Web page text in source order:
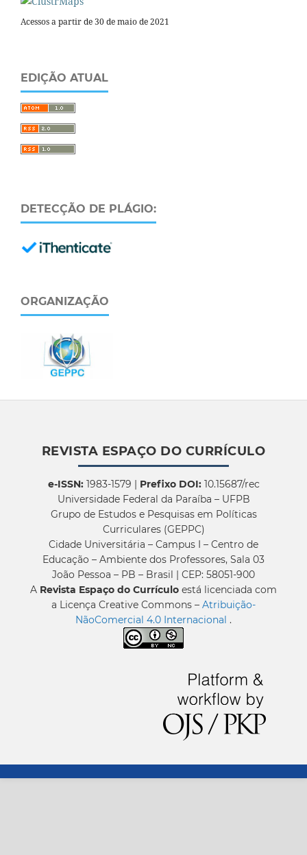
Acessos a partir de 30 de maio de 2021
EDIÇÃO ATUAL
DETECÇÃO DE PLÁGIO:
ORGANIZAÇÃO
REVISTA ESPAÇO DO CURRÍCULO
e-ISSN:1983-1579 | Prefixo DOI:10.15687/rec
Universidade Federal da Paraíba – UFPB
Grupo de Estudos e Pesquisas em Políticas
Curriculares (GEPPC)
Cidade Universitária – Campus I – Centro de
Educação – Ambiente dos Professores, Sala 03
João Pessoa – PB – Brasil | CEP: 58051-900
A Revista Espaço do Currículo está licenciada com
a Licença Creative Commons – Atribuição-
NãoComercial 4.0 Internacional .